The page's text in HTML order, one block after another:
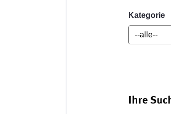
Kategorie
Ihre